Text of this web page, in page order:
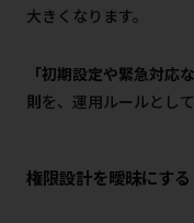
大きくなります。
「初期設定や緊急対応
則を、運用ルールとし
権限設計を曖昧にす